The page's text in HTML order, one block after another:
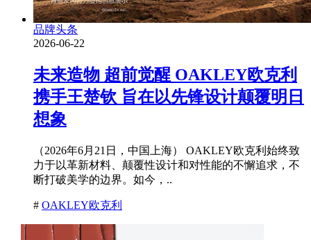
品牌头条
2026-06-22
未来造物 超前觉醒 OAKLEY欧克利
携手王楚钦 旨在以先锋设计颠覆明日
想象
（2026年6月21日，中国上海） OAKLEY欧克利始终致
力于以革新材料、颠覆性设计和对性能的不懈追求，不
断打破美学的边界。如今，..
# OAKLEY欧克利